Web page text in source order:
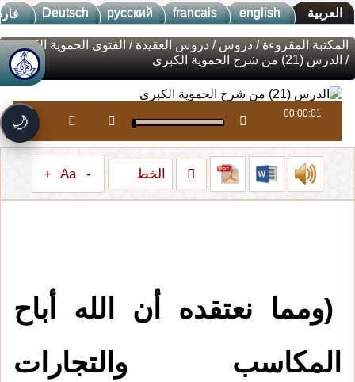
العربية english
francais
русский
Deutsch
🌙
🚀جديد الموقع!
تعرف على أحدث المميزات
تحميل أسرع بـ 3× من قبل
🎨تصميم جديد كلياً
واجهة أكثر أناقة وسهولة
🔔إشعارات ذكية
تتابع كل جديد بخطوة واحدة
المكتبة المقروءة / دروس / دروس العقيدة / الفتوى الحموية الكبرى
/ الدرس (21) من شرح الحموية الكبرى
00:00:01
الخط -
Aa
+
(ومما نعتقده أن الله أباح
المكاسب والتجارات